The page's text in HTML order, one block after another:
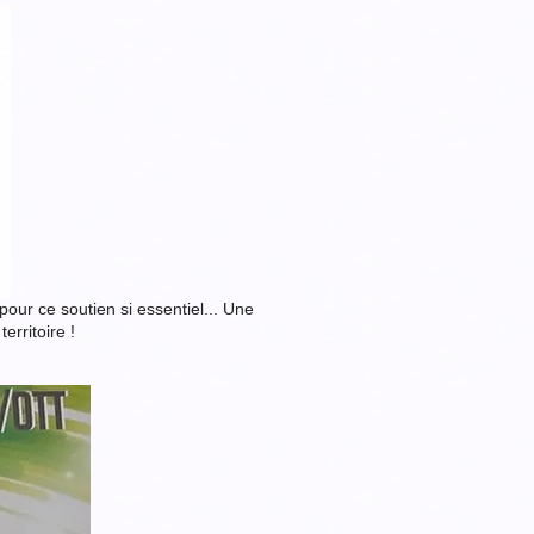
ce soutien si essentiel... Une
!